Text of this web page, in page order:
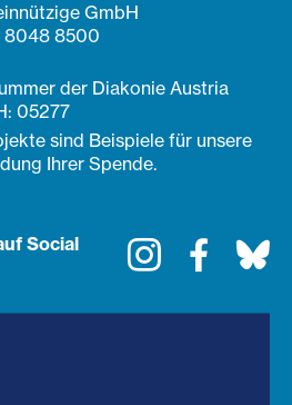
GmbH
8048 8500
der Diakonie Austria
05277
sind Beispiele für unsere
Ihrer Spende.
Social
Instagram